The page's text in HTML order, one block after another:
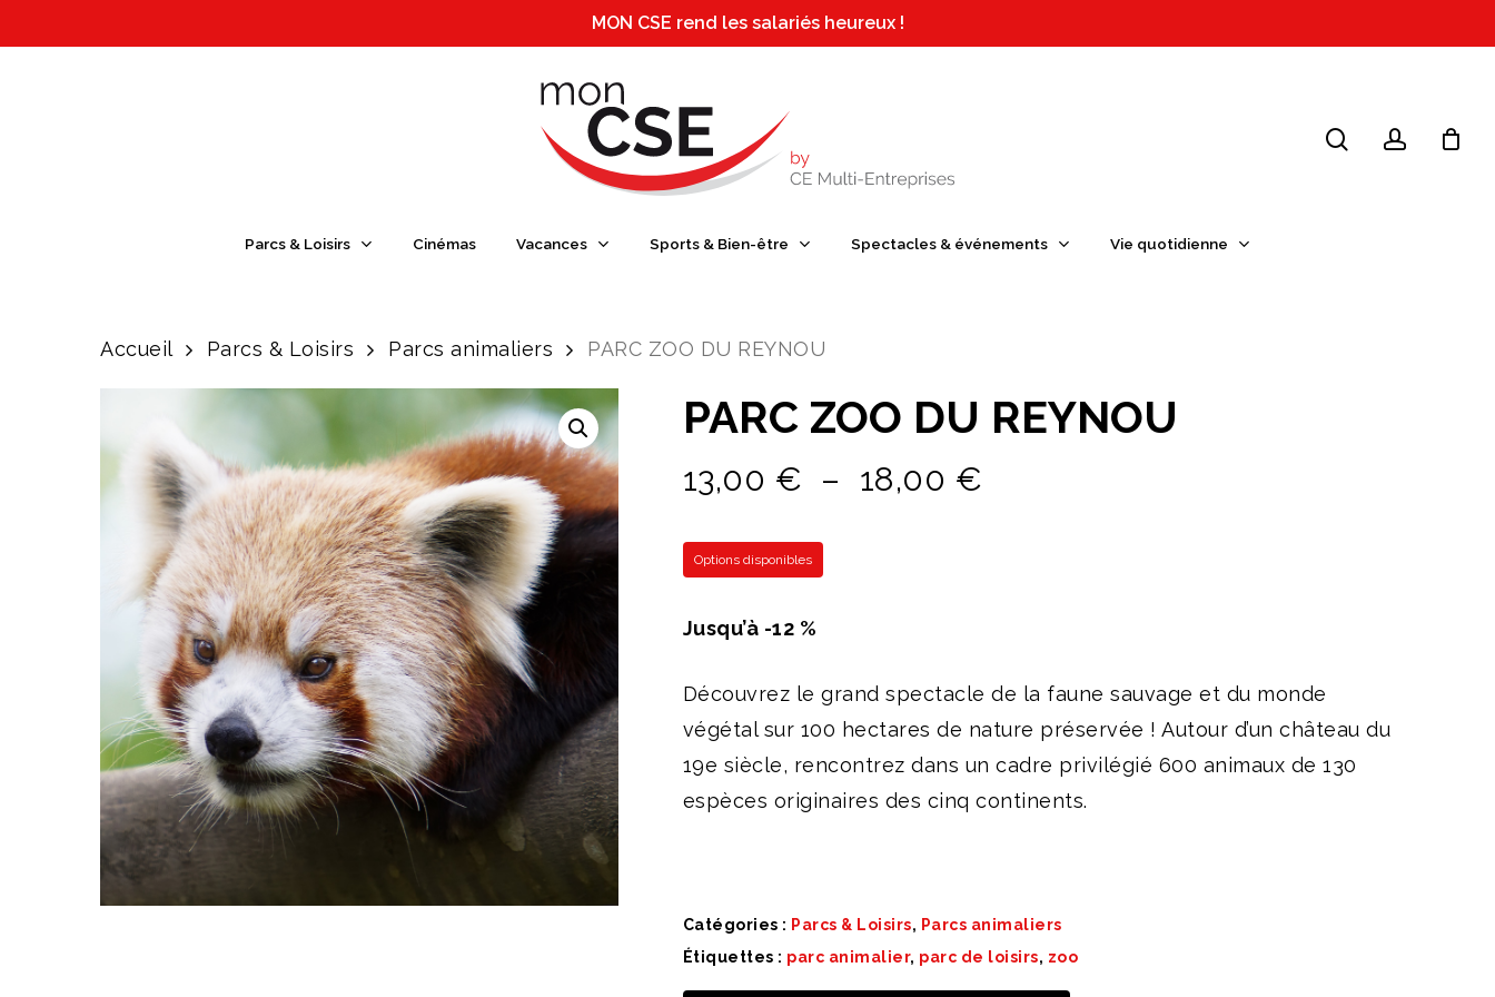
to
MON CSE rend les salariés heureux !
Appuyez sur Entrée pour une recherche ou ESC pour fermer
Parcs & Loisirs Cinémas Vacances Sports & Bien-être Spectacles & événements Vie quotidienne
Accueil Parcs & Loisirs Parcs animaliers PARC ZOO DU REYNOU
PARC ZOO DU REYNOU
13,00 € – 18,00 €
Options disponibles
Jusqu’à -12 %
Découvrez le grand spectacle de la faune sauvage et du monde
végétal sur 100 hectares de nature préservée ! Autour d’un château du
19e siècle, rencontrez dans un cadre privilégié 600 animaux de 130
espèces originaires des cinq continents.
Catégories : Parcs & Loisirs, Parcs animaliers
Étiquettes : parc animalier, parc de loisirs, zoo